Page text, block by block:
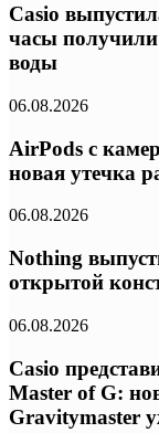
Casio
часы
воды
06.08.2026
AirPods с
новая утечка
06.08.2026
Nothing
открытой
06.08.2026
Casio
Master of G:
Gravitymaster